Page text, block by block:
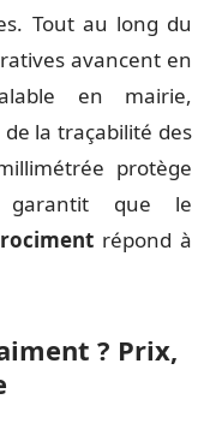
Tout au long du
avancent en
en mairie,
la traçabilité des
protège
que le
répond à
? Prix,